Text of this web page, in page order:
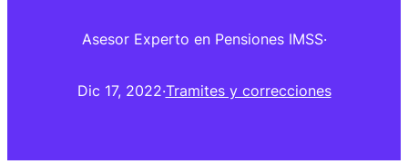
Asesor Experto en Pensiones IMSS·
Dic 17, 2022·Tramites y correcciones